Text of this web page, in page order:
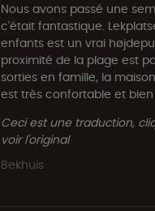
Nous avons passé une
c'était fantastique.
enfants est un vrai
proximité de la plage est
sorties en famille, la
est très confortable et
Ceci est une traduction,
voir l'original
Bekhuis